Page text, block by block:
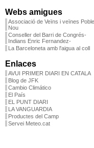
Webs amigues
Associació de Veïns i veïnes Poble
Nou
Conseller del Barri de Congrés-
Indians Enric Fernandez-
La Barceloneta amb l'aigua al coll
Enlaces
AVUI PRIMER DIARI EN CATALA
Blog de JFK
Cambio Climático
El País
EL PUNT DIARI
LA VANGUARDIA
Productes del Camp
Servei Meteo.cat